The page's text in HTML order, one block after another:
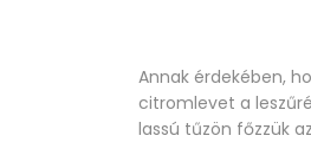
Annak érdekében,
citromlevet a
lassú tűzön főzzük